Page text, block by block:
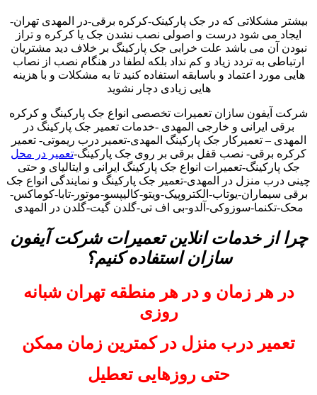
بیشتر مشکلاتی که در جک پارکینک-کرکره برقی-در المهدی تهران-
ایجاد می شود درست و اصولی نصب نشدن جک یا کرکره و تراز
نبودن آن می باشد علت خرابی جک پارکینگ بر خلاف دید مشتریان
ارتباطی به تردد زیاد و کم نداد بلکه لطفا در هنگام نصب از نصاب
هایی مورد اعتماد و باسابقه استفاده کنید تا به مشکلات و با هزینه
هایی زیادی دچار نشوید
شرکت آیفون سازان تعمیرات تخصصی انواع جک پارکینگ و کرکره
برقی ایرانی و خارجی المهدی -خدمات تعمیر جک پارکینگ در
المهدی – تعمیرکار جک پارکینگ المهدی-تعمیر درب ریموتی- تعمیر
کرکره برقی- نصب قفل برقی بر روی جک پارکینگ-تعمیر در محل
جک پارکینگ-تعمیرات انواع جک پارکینگ ایرانی و ایتالیای و حتی
چینی درب منزل در المهدی-تعمیر جک پارکینگ و نمایندگی انواع جک
برقی سیماران-یوتاب-الکتروپیک-ویتو-کالیپسو-موتور-تابا-کوماکس-
محک-تکنما-سوزوکی-آلدو-بی اف تی-گلدن گیت-گلدن در المهدی
چرا از خدمات انلاین تعمیرات شرکت آیفون
سازان استفاده کنیم؟
در هر زمان و در هر منطقه تهران شبانه
روزی
تعمیر درب منزل در کمترین زمان ممکن
حتی روزهایی تعطیل